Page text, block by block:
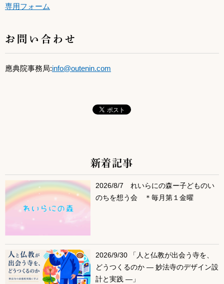
専用フォーム
お問い合わせ
應典院事務局:info@outenin.com
サブコンテンツ
新着記事
2026/8/7 れいらにの森ー子どものい
のちを想う会 ＊毎月第１金曜
2026/9/30 「人と仏教が出会う寺を、
どうつくるのか ― 妙法寺のデザイン設
計と実践 ―」